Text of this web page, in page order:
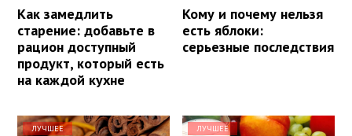
Как замедлить
старение: добавьте в
рацион доступный
продукт, который есть
на каждой кухне
Кому и почему нельзя
есть яблоки:
серьезные последствия
ЛУЧШЕЕ ЛУЧШЕЕ